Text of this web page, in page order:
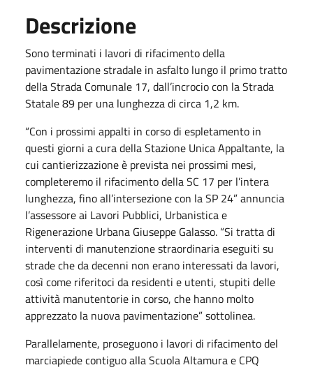
Descrizione
Sono terminati i lavori di rifacimento della
pavimentazione stradale in asfalto lungo il primo tratto
della Strada Comunale 17, dall’incrocio con la Strada
Statale 89 per una lunghezza di circa 1,2 km.
“Con i prossimi appalti in corso di espletamento in
questi giorni a cura della Stazione Unica Appaltante, la
cui cantierizzazione è prevista nei prossimi mesi,
completeremo il rifacimento della SC 17 per l’intera
lunghezza, fino all’intersezione con la SP 24” annuncia
l’assessore ai Lavori Pubblici, Urbanistica e
Rigenerazione Urbana Giuseppe Galasso. “Si tratta di
interventi di manutenzione straordinaria eseguiti su
strade che da decenni non erano interessati da lavori,
così come riferitoci da residenti e utenti, stupiti delle
attività manutentorie in corso, che hanno molto
apprezzato la nuova pavimentazione” sottolinea.
Parallelamente, proseguono i lavori di rifacimento del
marciapiede contiguo alla Scuola Altamura e CPQ